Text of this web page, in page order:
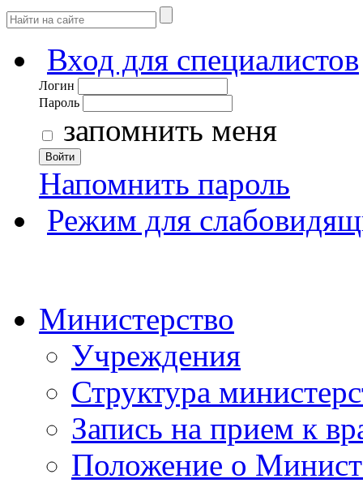
Вход для специалистов
Логин
Пароль
запомнить меня
Войти
Напомнить пароль
Режим для
Министерство
Учреждения
Структура
Запись на прием к
Положение о